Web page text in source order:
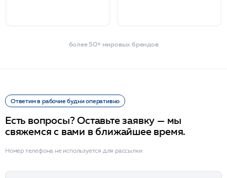
более 50+ мировых брендов
Ответим в рабочие будни оперативно
Есть вопросы? Оставьте заявку — мы
свяжемся с вами в ближайшее время.
Номер телефона не используется для рассылки